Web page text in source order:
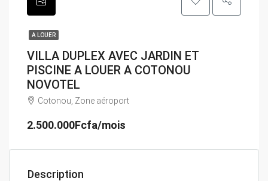
A LOUER
VILLA DUPLEX AVEC JARDIN ET
PISCINE A LOUER A COTONOU
NOVOTEL
Cotonou, Zone aéroport
2.500.000Fcfa/mois
Description